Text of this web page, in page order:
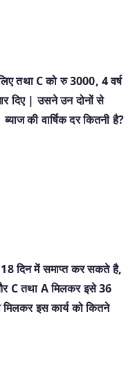
तथा C को रु 3000, 4 वर्ष
दिए | उसने उन दोनों से
की वार्षिक दर कितनी है?
दिन में समाप्त कर सकते है,
C तथा A मिलकर इसे 36
इस कार्य को कितने